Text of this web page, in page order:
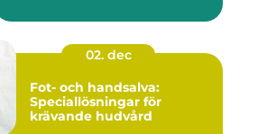
02. dec
Fot- och handsalva:
Speciallösningar för
krävande hudvård